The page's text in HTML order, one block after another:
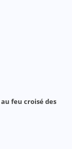
feu croisé des